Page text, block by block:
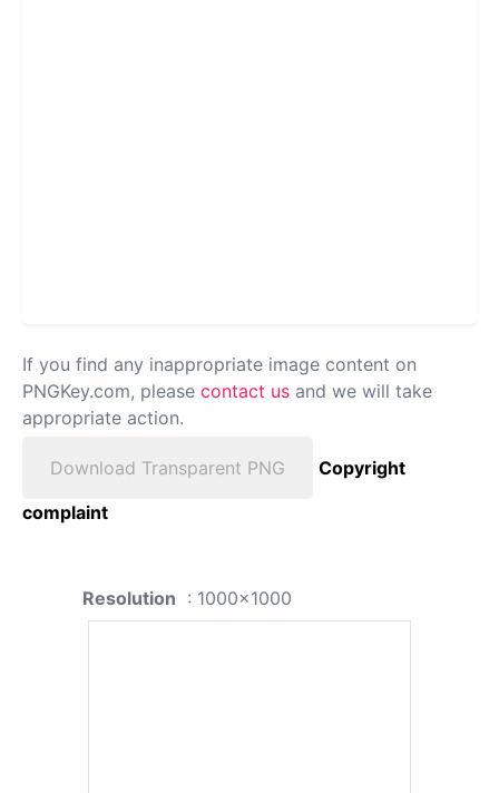
If you find any inappropriate image content on
PNGKey.com, please contact us and we will take
appropriate action.
Download Transparent PNG
Copyright
complaint
Resolution : 1000x1000